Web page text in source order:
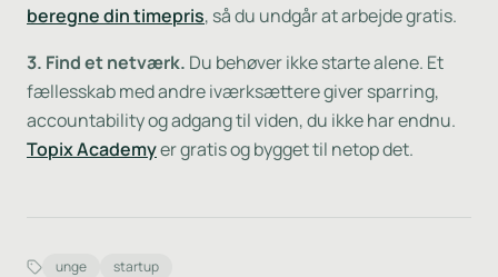
beregne din timepris, så du undgår at arbejde gratis.
3. Find et netværk. Du behøver ikke starte alene. Et
fællesskab med andre iværksættere giver sparring,
accountability og adgang til viden, du ikke har endnu.
Topix Academyer gratis og bygget til netop det.
unge startup